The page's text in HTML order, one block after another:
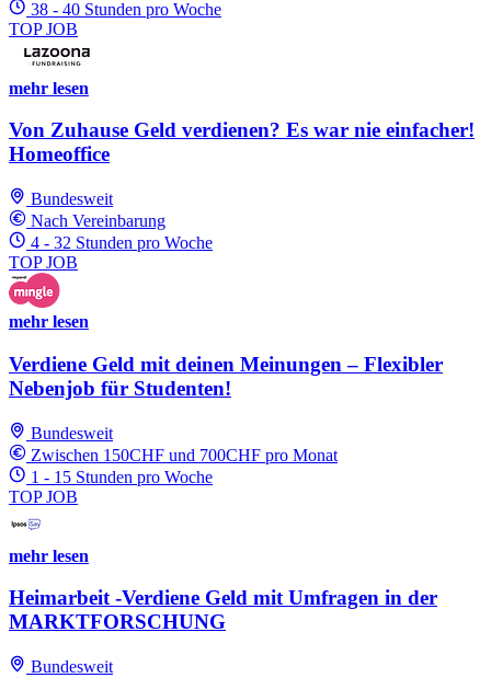
38 - 40 Stunden pro Woche
TOP JOB
mehr lesen
Von Zuhause Geld verdienen? Es war nie einfacher!
Homeoffice
Bundesweit
Nach Vereinbarung
4 - 32 Stunden pro Woche
TOP JOB
mehr lesen
Verdiene Geld mit deinen Meinungen – Flexibler
Nebenjob für Studenten!
Bundesweit
Zwischen 150CHF und 700CHF pro Monat
1 - 15 Stunden pro Woche
TOP JOB
mehr lesen
Heimarbeit -Verdiene Geld mit Umfragen in der
MARKTFORSCHUNG
Bundesweit